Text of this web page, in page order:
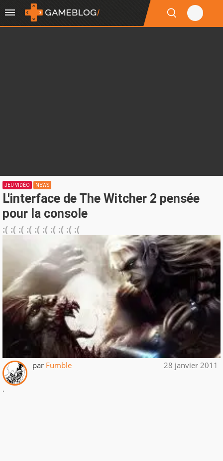
JEU VIDÉO NEWS
L'interface de The Witcher 2 pensée
pour la console
:( :( :( :( :( :( :( :( :( :(
par Fumble 28 janvier 2011
.